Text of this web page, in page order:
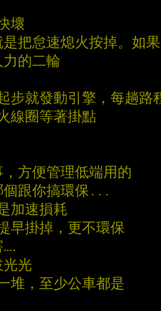
壞
把怠速熄火按掉。如果
的二輪
步就發動引擎，每趟路
線圈等著掛點
方便管理低端用的
個跟你搞環保...
加速損耗
早掛掉，更不環保
….
光光
堆，至少公車都是